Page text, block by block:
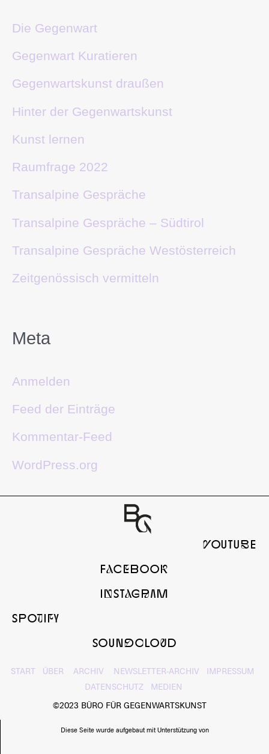
Die Gegenwart
Gegenwart Kuratieren
Gegenwartskunst draußen
Hinter der Gegenwartskunst
Kunst lernen
Raumfrage 2022
Transalpine Gespräche
Transalpine Gespräche – Südtirol
Transalpine Gespräche Westösterreich
Zeitgenössisch vermitteln
Meta
Anmelden
Feed der Einträge
Kommentar-Feed
WordPress.org
yOUTUbE
FaCeBOOk
InSTaGrAM
SPOtIfY
SOUNdcLOuD
STARTÜBER ARCHIV NEWSLETTER-ARCHIV
IMPRESSUM
DATENSCHUTZ
MEDIEN
©2023 BÜRO FÜR GEGENWARTSKUNST
Diese Seite wurde aufgebaut mit Unterstützung von